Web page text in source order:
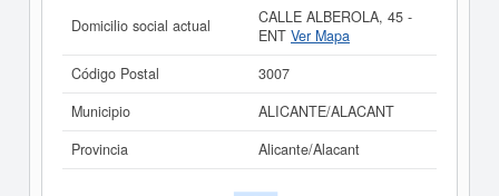
Domicilio social actual
CALLE ALBEROLA, 45 -
ENT Ver Mapa
Código Postal
3007
Municipio
ALICANTE/ALACANT
Provincia
Alicante/Alacant